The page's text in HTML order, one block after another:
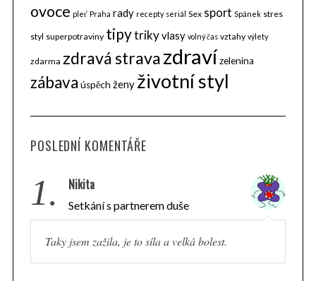
ovoce pleť Praha rady recepty seriál Sex sport Spánek stres
styl superpotraviny tipytrikyvlasy volný čas vztahy výlety
zdarma zdravá stravazdravízelenina
zábava úspěch ženy životní styl
POSLEDNÍ KOMENTÁŘE
1. Nikita
Setkání s partnerem duše
Taky jsem zažila, je to síla a velká bolest.